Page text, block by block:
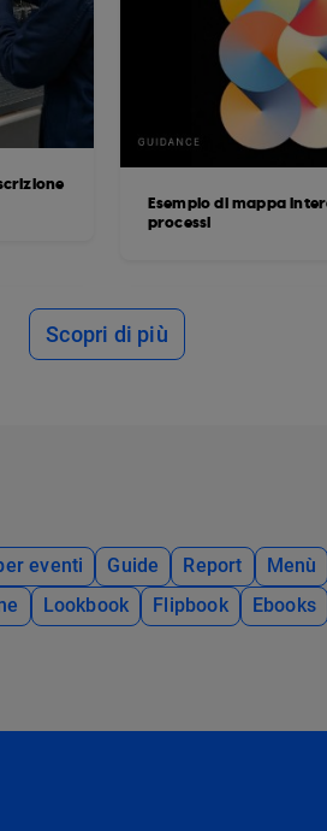
Esempio di mappa
processi
Scopri di più
eventi Guide Report Menù
Lookbook Flipbook Ebooks